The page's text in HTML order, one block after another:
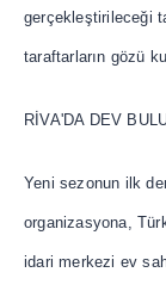
gerçekleştirileceği
taraftarların gözü
RİVA'DA DEV
Yeni sezonun ilk
organizasyona,
idari merkezi ev